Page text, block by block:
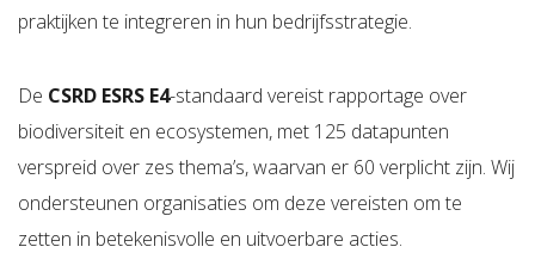
praktijken te integreren in hun bedrijfsstrategie.
De CSRD ESRS E4-standaard vereist rapportage over
biodiversiteit en ecosystemen, met 125 datapunten
verspreid over zes thema’s, waarvan er 60 verplicht zijn. Wij
ondersteunen organisaties om deze vereisten om te
zetten in betekenisvolle en uitvoerbare acties.